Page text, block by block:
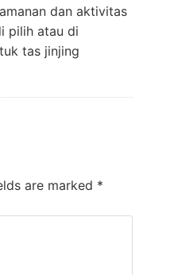
dan aktivitas
pilih atau di
tas jinjing
are marked *